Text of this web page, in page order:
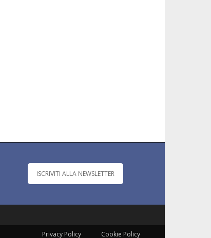
ISCRIVITI ALLA NEWSLETTER
Privacy Policy Cookie Policy